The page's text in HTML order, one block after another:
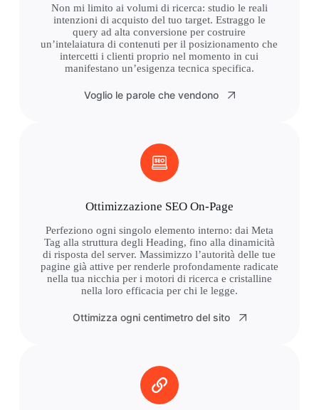
Non mi limito ai volumi di ricerca: studio le reali
intenzioni di acquisto del tuo target. Estraggo le
query ad alta conversione per costruire
un’intelaiatura di contenuti per il posizionamento che
intercetti i clienti proprio nel momento in cui
manifestano un’esigenza tecnica specifica.
Voglio le parole che vendono
Ottimizzazione SEO On-Page
Perfeziono ogni singolo elemento interno: dai Meta
Tag alla struttura degli Heading, fino alla dinamicità
di risposta del server. Massimizzo l’autorità delle tue
pagine già attive per renderle profondamente radicate
nella tua nicchia per i motori di ricerca e cristalline
nella loro efficacia per chi le legge.
Ottimizza ogni centimetro del sito